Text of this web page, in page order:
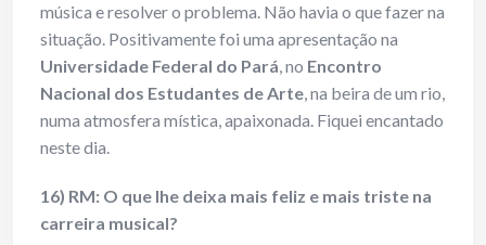
música e resolver o problema. Não havia o que fazer na
situação. Positivamente foi uma apresentação na
Universidade Federal do Pará, no Encontro
Nacional dos Estudantes de Arte, na beira de um rio,
numa atmosfera mística, apaixonada. Fiquei encantado
neste dia.
16) RM: O que lhe deixa mais feliz e mais triste na
carreira musical?